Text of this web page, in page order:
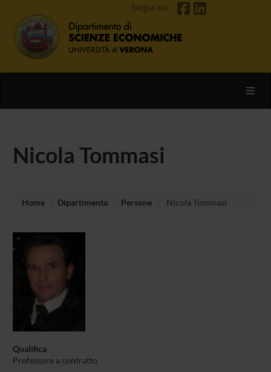
Segui su
Nicola Tommasi
Home Dipartimento Persone Nicola Tommasi
Qualifica
Professore a contratto